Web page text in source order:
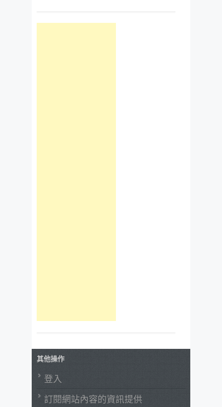
其他操作
登入
訂閱網站內容的資訊提供